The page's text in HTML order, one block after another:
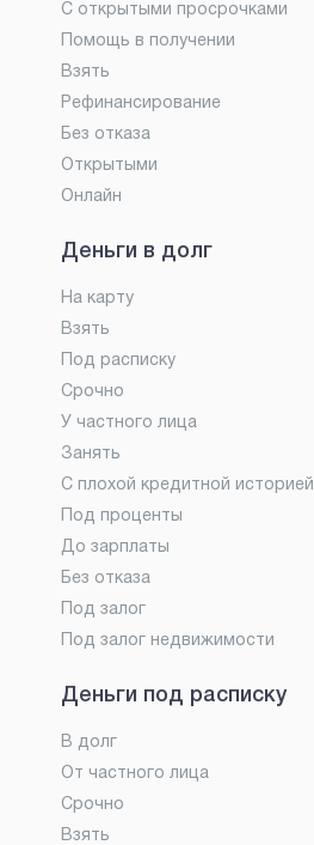
С открытыми просрочками
Помощь в получении
Взять
Рефинансирование
Без отказа
Открытыми
Онлайн
Деньги в долг
На карту
Взять
Под расписку
Срочно
У частного лица
Занять
С плохой кредитной историей
Под проценты
До зарплаты
Без отказа
Под залог
Под залог недвижимости
Деньги под расписку
В долг
От частного лица
Срочно
Взять